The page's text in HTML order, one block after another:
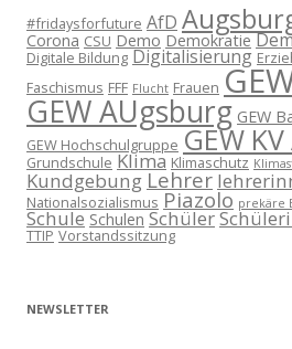
#fridaysforfuture AfD
Corona CSU Demo Demokratie
Digitale Bildung Digitalisierung
Faschismus FFF Flucht Frauen
GEW AUgsburg GEW
GEW Hochschulgruppe GEW
Grundschule Klima Klimaschutz
KundgebungLehrer
Nationalsozialismus Piazolo prekäre
Schule Schulen Schüler
TTIP Vorstandssitzung
NEWSLETTER